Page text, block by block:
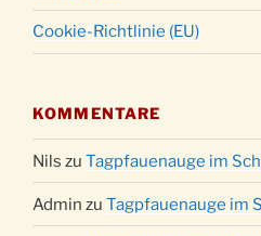
Cookie-Richtlinie (EU)
KOMMENTARE
Nils zu Tagpfauenauge im
Admin zu Tagpfauenauge im